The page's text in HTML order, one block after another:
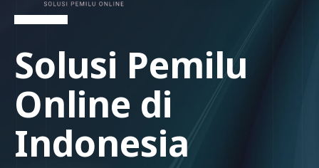
Solusi Pemilu
Online di
Indonesia